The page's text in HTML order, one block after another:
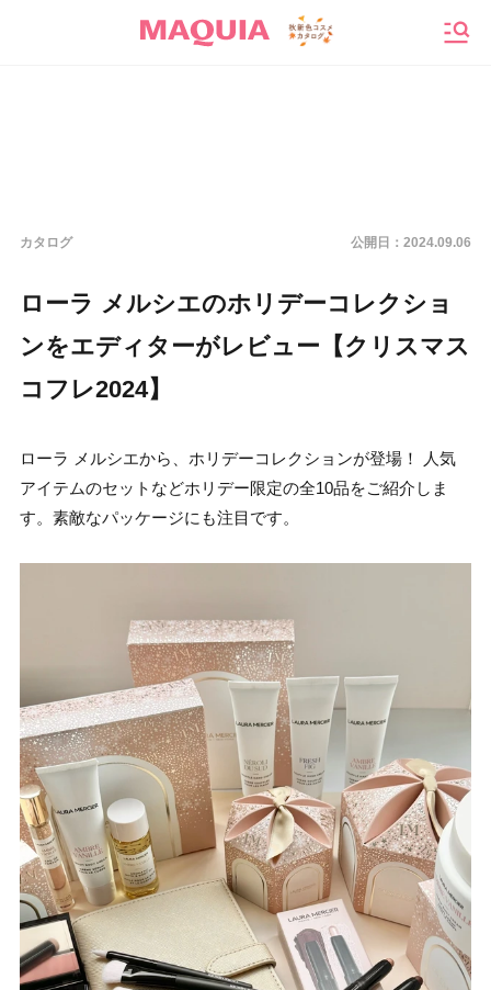
カタログ 公開日： 2024.09.06
ローラ メルシエのホリデーコレクショ
ンをエディターがレビュー【クリスマス
コフレ2024】
ローラ メルシエから、ホリデーコレクションが登場！ 人気
アイテムのセットなどホリデー限定の全10品をご紹介しま
す。素敵なパッケージにも注目です。